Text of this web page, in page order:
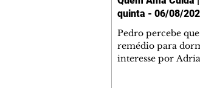
quinta - 06/08/
Pedro percebe
remédio para
interesse por